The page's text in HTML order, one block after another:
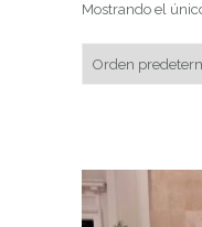
Mostrando el